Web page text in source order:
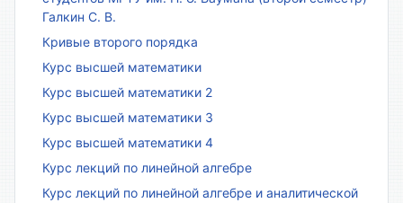
Галкин С. В.
Кривые второго порядка
Курс высшей математики
Курс высшей математики 2
Курс высшей математики 3
Курс высшей математики 4
Курс лекций по линейной алгебре
Курс лекций по линейной алгебре и аналитической